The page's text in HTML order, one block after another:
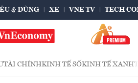
& DÙNG XE VNE TV TECH
TÀI CHÍNHKINH TẾ SỐKINH TẾ XANH